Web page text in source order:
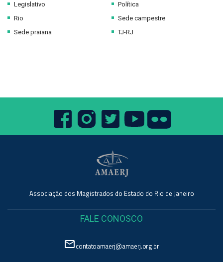
Legislativo
Rio
Sede praiana
Política
Sede campestre
TJ-RJ
Associação dos Magistrados do Estado do Rio de Janeiro
FALE CONOSCO
mail_outlinecontatoamaerj@amaerj.org.br